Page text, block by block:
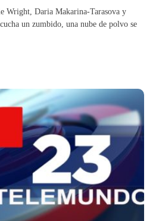
Wright, Daria Makarina-Tarasova y
un zumbido, una nube de polvo se